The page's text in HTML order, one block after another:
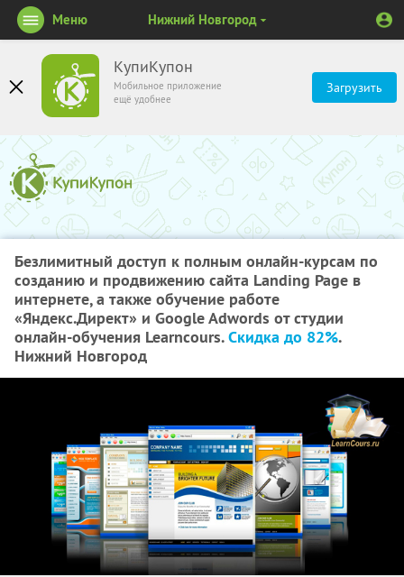
КупиКупон
Мобильное приложение
ещё удобнее
Загрузить
Меню Нижний Новгород
Безлимитный доступ к полным онлайн-курсам по
созданию и продвижению сайта Landing Page в
интернете, а также обучение работе
«Яндекс.Директ» и Google Adwords от студии
онлайн-обучения Learncours.Скидка до 82%.
Нижний Новгород